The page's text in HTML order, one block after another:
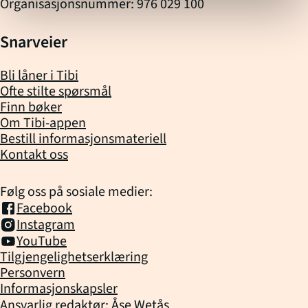
Organisasjonsnummer: 976 029 100
Snarveier
Bli låner i Tibi
Ofte stilte spørsmål
Finn bøker
Om Tibi-appen
Bestill informasjonsmateriell
Kontakt oss
Følg oss på sosiale medier:
Facebook
Instagram
YouTube
Tilgjengelighetserklæring
Personvern
Informasjonskapsler